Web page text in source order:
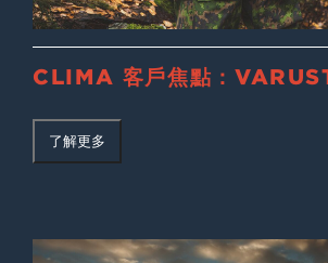
CLIMA 客戶焦點：
了解更多